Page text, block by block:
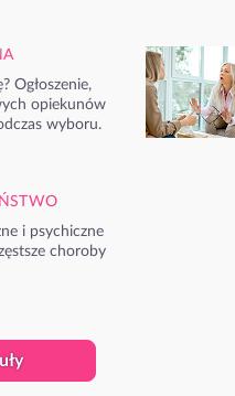
Ogłoszenie,
opiekunów
wyboru.
i psychiczne
choroby